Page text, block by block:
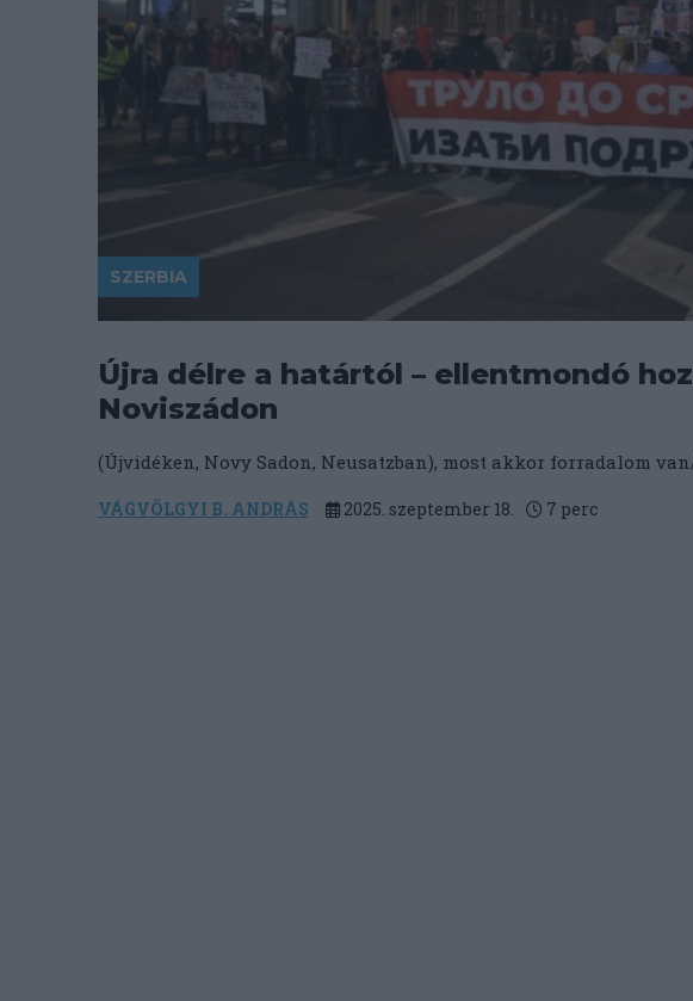
SZERBIA
Újra délre a határtól – ellentmondó
Noviszádon
(Újvidéken, Novy Sadon, Neusatzban), most akkor forradalom
VÁGVÖLGYI B. ANDRÁS 2025. szeptember 18. 7 perc